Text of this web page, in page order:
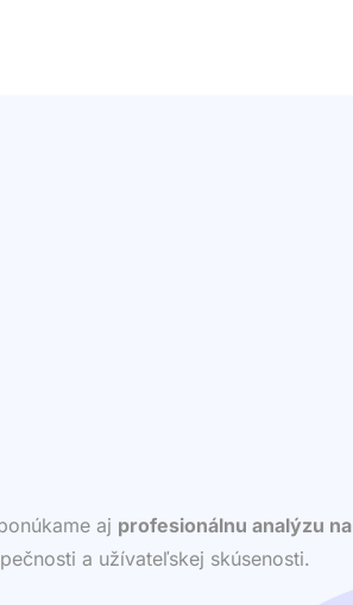
aj profesionálnu analýzu na
a užívateľskej skúsenosti.